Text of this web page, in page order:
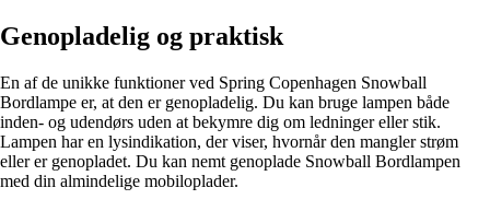
Genopladelig og praktisk
En af de unikke funktioner ved Spring Copenhagen Snowball
Bordlampe er, at den er genopladelig. Du kan bruge lampen både
inden- og udendørs uden at bekymre dig om ledninger eller stik.
Lampen har en lysindikation, der viser, hvornår den mangler strøm
eller er genopladet. Du kan nemt genoplade Snowball Bordlampen
med din almindelige mobiloplader.